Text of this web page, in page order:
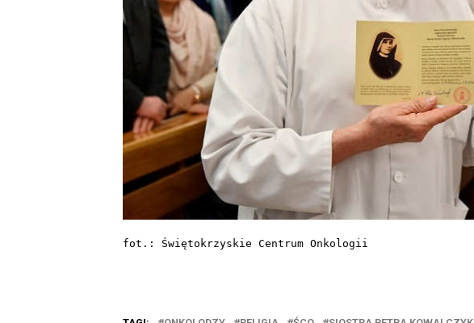
fot.: Świętokrzyskie Centrum Onkologii